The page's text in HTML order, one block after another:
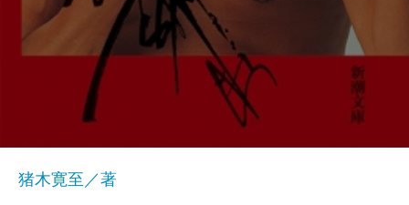
猪木寛至／著